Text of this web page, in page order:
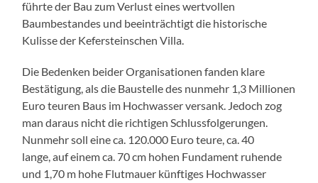
führte der Bau zum Verlust eines wertvollen
Baumbestandes und beeinträchtigt die historische
Kulisse der Kefersteinschen Villa.
Die Bedenken beider Organisationen fanden klare
Bestätigung, als die Baustelle des nunmehr 1,3 Millionen
Euro teuren Baus im Hochwasser versank. Jedoch zog
man daraus nicht die richtigen Schlussfolgerungen.
Nunmehr soll eine ca. 120.000 Euro teure, ca. 40
lange, auf einem ca. 70 cm hohen Fundament ruhende
und 1,70 m hohe Flutmauer künftiges Hochwasser